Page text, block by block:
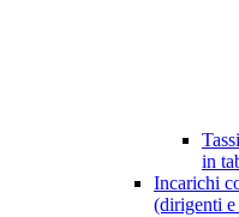
in
Incarichi
(dirigenti